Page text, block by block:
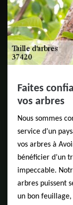
Faites
vos arbres
Nous sommes
service d’un
vos arbres à
bénéficier d’un
impeccable.
arbres puissent
un bon